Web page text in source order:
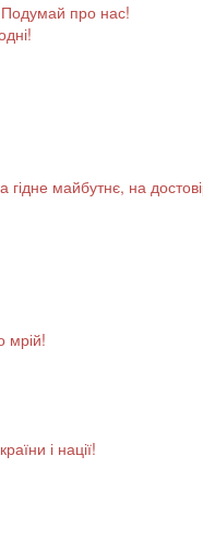
Подумай про нас!
майбутнє, на
мрій!
і нації!